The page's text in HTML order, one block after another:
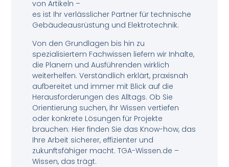
von Artikeln –
es ist Ihr verlässlicher Partner für technische
Gebäudeausrüstung und Elektrotechnik.
Von den Grundlagen bis hin zu
spezialisiertem Fachwissen liefern wir Inhalte,
die Planern und Ausführenden wirklich
weiterhelfen. Verständlich erklärt, praxisnah
aufbereitet und immer mit Blick auf die
Herausforderungen des Alltags. Ob Sie
Orientierung suchen, Ihr Wissen vertiefen
oder konkrete Lösungen für Projekte
brauchen: Hier finden Sie das Know-how, das
Ihre Arbeit sicherer, effizienter und
zukunftsfähiger macht. TGA-Wissen.de –
Wissen, das trägt.